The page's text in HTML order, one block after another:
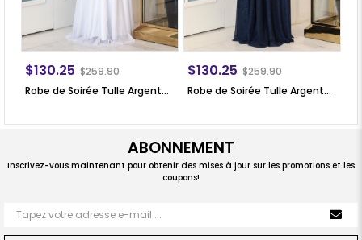
Robe de Soirée Tulle Argenté Blanc SN46
$130.25 $259.90
Robe de Soirée Tulle Argenté Bleu Marin SN46
$130.25 $259.90
ABONNEMENT
Inscrivez-vous maintenant pour obtenir des mises à jour sur les promotions et les
coupons!